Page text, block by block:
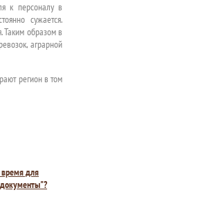
к персоналу в
сужается.
Таким образом в
аграрной
регион в том
для